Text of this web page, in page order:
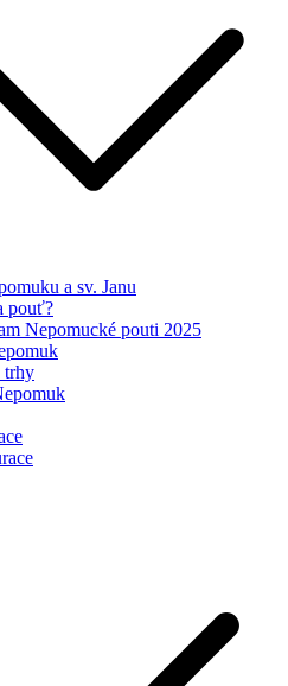
a sv. Janu
pouť?
Nepomucké pouti 2025
trhy